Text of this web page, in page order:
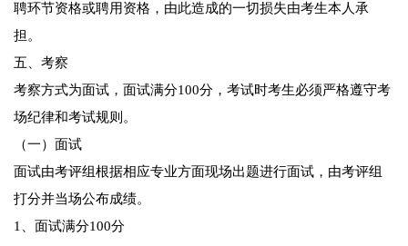
聘环节资格或聘用资格，由此造成的一切损失由考生本人承
担。
五、考察
考察方式为面试，面试满分100分，考试时考生必须严格遵守考
场纪律和考试规则。
（一）面试
面试由考评组根据相应专业方面现场出题进行面试，由考评组
打分并当场公布成绩。
1、面试满分100分